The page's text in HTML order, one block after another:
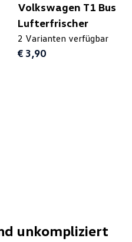
Volkswagen T1 Bus
Lufterfrischer
2 Varianten verfügbar
€ 3,90
unkompliziert